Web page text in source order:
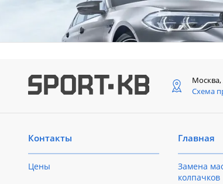
Схема
Контакты
Цены
Главная
Замена
колпачков